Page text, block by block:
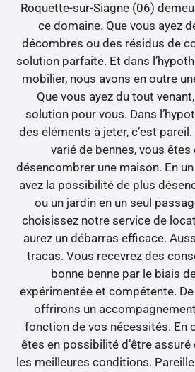
Roquette-sur-Siagne (06)
ce domaine. Que vous ayez
décombres ou des résidus de
solution parfaite. Et dans
mobilier, nous avons en outre
Que vous ayez du tout
solution pour vous. Dans
des éléments à jeter, c’est
varié de bennes, vous êtes
désencombrer une maison. En
avez la possibilité de plus
ou un jardin en un seul
choisissez notre service de
aurez un débarras efficace.
tracas. Vous recevrez des
bonne benne par le biais
expérimentée et compétente.
offrirons un
fonction de vos nécessités. En
êtes en possibilité d’être assuré
les meilleures conditions.